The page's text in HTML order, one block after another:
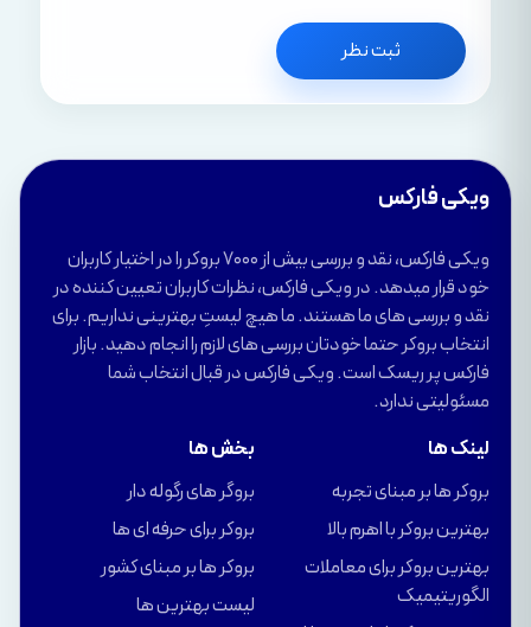
ثبت نظر
ویکی فارکس
ویکی فارکس، نقد و بررسی بیش از 7000 بروکر را در اختیار کاربران
خود قرار میدهد. در ویکی فارکس، نظرات کاربران تعیین کننده در
نقد و بررسی های ما هستند. ما هیچ لیستِ بهترینی نداریم. برای
انتخاب بروکر حتما خودتان بررسی های لازم را انجام دهید. بازار
فارکس پر ریسک است. ویکی فارکس در قبال انتخاب شما
مسئولیتی ندارد.
لینک ها
بروکر ها بر مبنای تجربه
بهترین بروکر با اهرم بالا
بهترین بروکر برای معاملات
الگوریتیمیک
بخش ها
بروگر های رگوله دار
بروکر برای حرفه ای ها
بروکر ها بر مبنای کشور
لیست بهترین ها